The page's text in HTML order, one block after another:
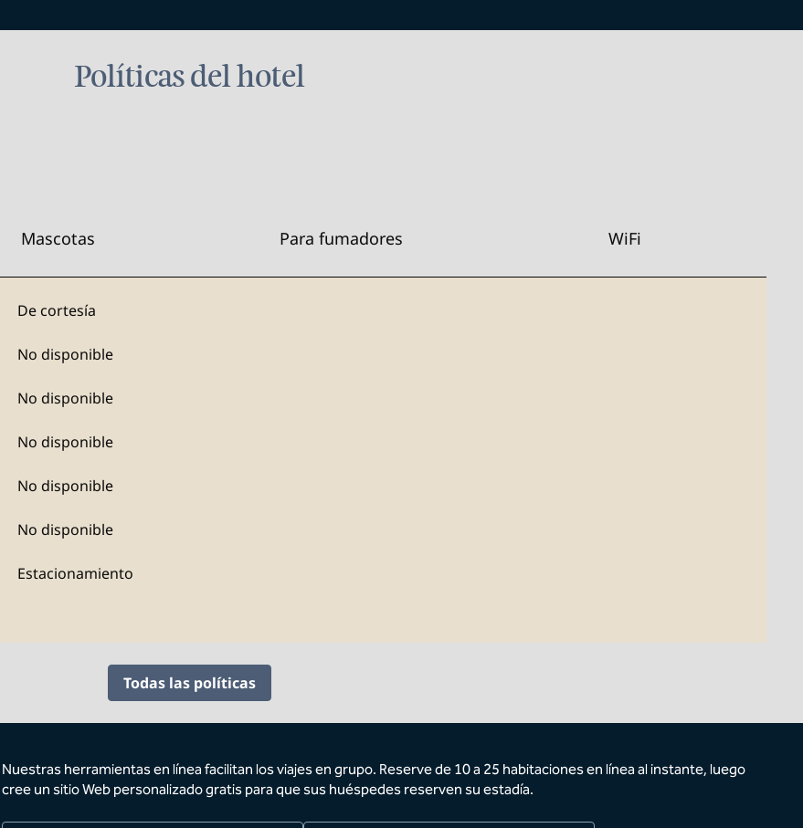
Políticas del hotel
Mascotas Para fumadores WiFi
De cortesía
No disponible
No disponible
No disponible
No disponible
No disponible
Estacionamiento
Todas las políticas
Nuestras herramientas en línea facilitan los viajes en grupo. Reserve de 10 a 25 habitaciones en línea al instante, luego
cree un sitio Web personalizado gratis para que sus huéspedes reserven su estadía.